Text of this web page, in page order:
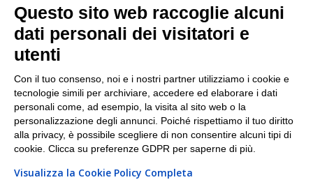
Facebook
Linkedin
I nostri punti di ritiro e spedizione pacchi nelle
maggiori città italiane
Torino|Milano|Roma|Bologna|Firenze| Genova
Napoli|Varese
Questo sito web raccoglie alcuni
dati personali dei visitatori e
utenti
Con il tuo consenso, noi e i nostri partner utilizziamo i cookie e
tecnologie simili per archiviare, accedere ed elaborare i dati
personali come, ad esempio, la visita al sito web o la
personalizzazione degli annunci. Poiché rispettiamo il tuo diritto
alla privacy, è possibile scegliere di non consentire alcuni tipi di
cookie. Clicca su preferenze GDPR per saperne di più.
Visualizza la Cookie Policy Completa